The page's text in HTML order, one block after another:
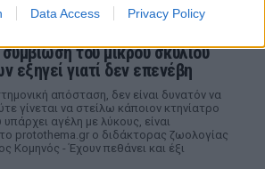
Data Access Privacy Policy
του μικρού σκυλιού
εξηγεί γιατί δεν επενέβη
απόσταση, δεν είναι δυνατόν να
γίνεται να στείλω κάποιον κτηνίατρο
αγέλη με λύκους, είναι
protothema.gr ο διδάκτορας ζωολογίας
- Έχουν πεθάνει και έξι